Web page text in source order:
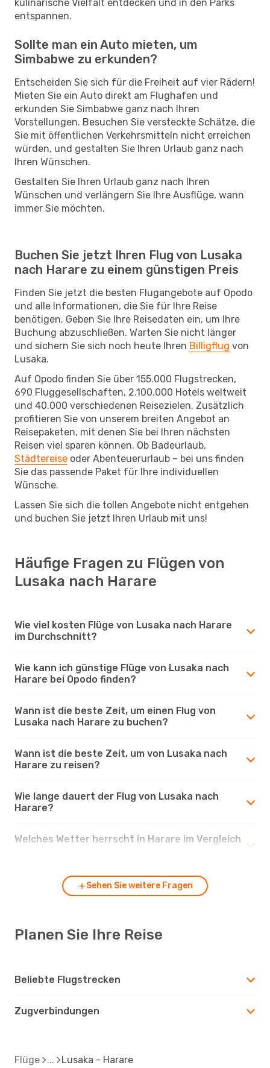
kulinarische Vielfalt entdecken und in den Parks
entspannen.
Sollte man ein Auto mieten, um
Simbabwe zu erkunden?
Entscheiden Sie sich für die Freiheit auf vier Rädern!
Mieten Sie ein Auto direkt am Flughafen und
erkunden Sie Simbabwe ganz nach Ihren
Vorstellungen. Besuchen Sie versteckte Schätze, die
Sie mit öffentlichen Verkehrsmitteln nicht erreichen
würden, und gestalten Sie Ihren Urlaub ganz nach
Ihren Wünschen.
Gestalten Sie Ihren Urlaub ganz nach Ihren
Wünschen und verlängern Sie Ihre Ausflüge, wann
immer Sie möchten.
Buchen Sie jetzt Ihren Flug von Lusaka
nach Harare zu einem günstigen Preis
Finden Sie jetzt die besten Flugangebote auf Opodo
und alle Informationen, die Sie für Ihre Reise
benötigen. Geben Sie Ihre Reisedaten ein, um Ihre
Buchung abzuschließen. Warten Sie nicht länger
und sichern Sie sich noch heute Ihren Billigflug von
Lusaka.
Auf Opodo finden Sie über 155.000 Flugstrecken,
690 Fluggesellschaften, 2.100.000 Hotels weltweit
und 40.000 verschiedenen Reisezielen. Zusätzlich
profitieren Sie von unserem breiten Angebot an
Reisepaketen, mit denen Sie bei Ihren nächsten
Reisen viel sparen können. Ob Badeurlaub,
Städtereise oder Abenteuerurlaub – bei uns finden
Sie das passende Paket für Ihre individuellen
Wünsche.
Lassen Sie sich die tollen Angebote nicht entgehen
und buchen Sie jetzt Ihren Urlaub mit uns!
Häufige Fragen zu Flügen von
Lusaka nach Harare
Wie viel kosten Flüge von Lusaka nach Harare
im Durchschnitt?
Wie kann ich günstige Flüge von Lusaka nach
Harare bei Opodo finden?
Wann ist die beste Zeit, um einen Flug von
Lusaka nach Harare zu buchen?
Wann ist die beste Zeit, um von Lusaka nach
Harare zu reisen?
Wie lange dauert der Flug von Lusaka nach
Harare?
Welches Wetter herrscht in Harare im Vergleich
Sehen Sie weitere Fragen
Planen Sie Ihre Reise
Beliebte Flugstrecken
Zugverbindungen
Flüge Lusaka - Harare